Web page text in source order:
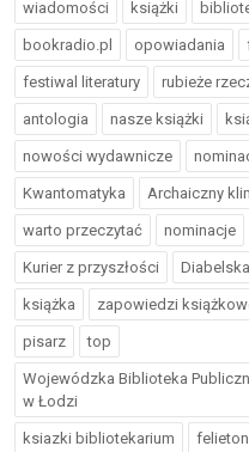
wiadomości książki
bookradio.pl opowiadania
festiwal literatury rubieże
antologia nasze książki
nowości wydawnicze
Kwantomatyka Archaiczny
warto przeczytać nominacje
Kurier z przyszłości
książka zapowiedzi
pisarz top
Wojewódzka Biblioteka
w Łodzi
ksiazki bibliotekarium